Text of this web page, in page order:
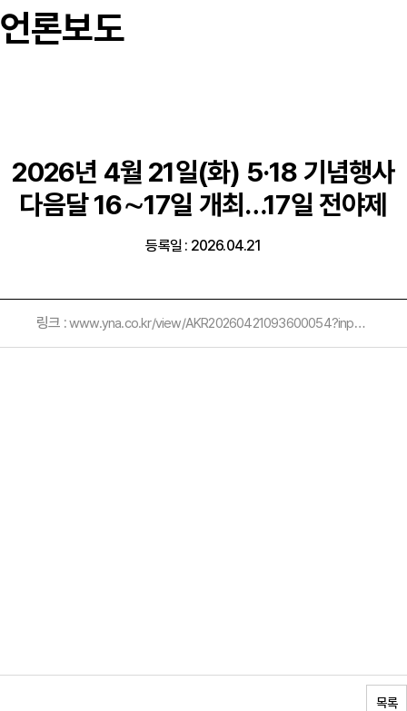
언론보도
2026년 4월 21일(화) 5·18 기념행사
다음달 16∼17일 개최…17일 전야제
등록일 : 2026.04.21
링크 :www.yna.co.kr/view/AKR20260421093600054?input=1179m
목록